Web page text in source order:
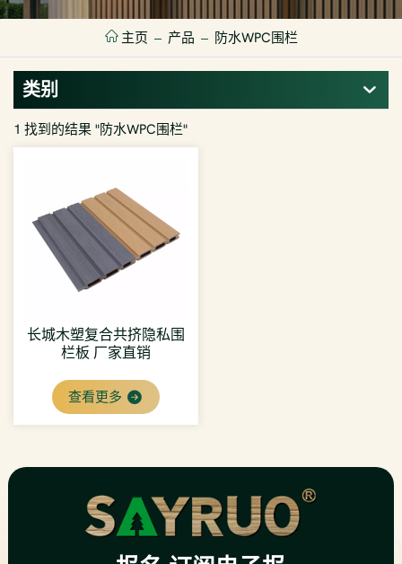
主页 产品 防水WPC围栏
类别
1 找到的结果 "防水WPC围栏"
长城木塑复合共挤隐私围
栏板 厂家直销
查看更多